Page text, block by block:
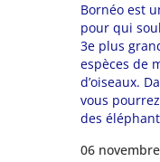
Bornéo est
pour qui
3e plus
espèces de
d’oiseaux.
vous
des
06